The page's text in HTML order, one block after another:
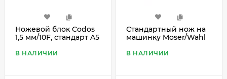
Ножевой блок Codos
1,5 мм/10F, стандарт A5
В НАЛИЧИИ
Стандартный нож на
машинку Moser/Wahl
В НАЛИЧИИ